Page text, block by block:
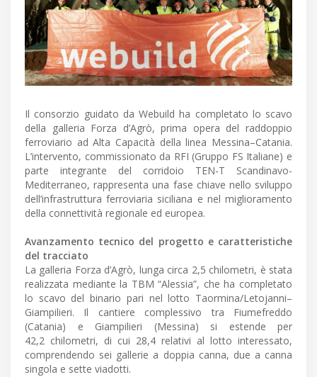
Il consorzio guidato da Webuild ha completato lo scavo
della galleria Forza d’Agrò, prima opera del raddoppio
ferroviario ad Alta Capacità della linea Messina–Catania.
L’intervento, commissionato da RFI (Gruppo FS Italiane) e
parte integrante del corridoio TEN-T Scandinavo-
Mediterraneo, rappresenta una fase chiave nello sviluppo
dell’infrastruttura ferroviaria siciliana e nel miglioramento
della connettività regionale ed europea.
Avanzamento tecnico del progetto e caratteristiche
del tracciato
La galleria Forza d’Agrò, lunga circa 2,5 chilometri, è stata
realizzata mediante la TBM “Alessia”, che ha completato
lo scavo del binario pari nel lotto Taormina/Letojanni–
Giampilieri. Il cantiere complessivo tra Fiumefreddo
(Catania) e Giampilieri (Messina) si estende per
42,2 chilometri, di cui 28,4 relativi al lotto interessato,
comprendendo sei gallerie a doppia canna, due a canna
singola e sette viadotti.